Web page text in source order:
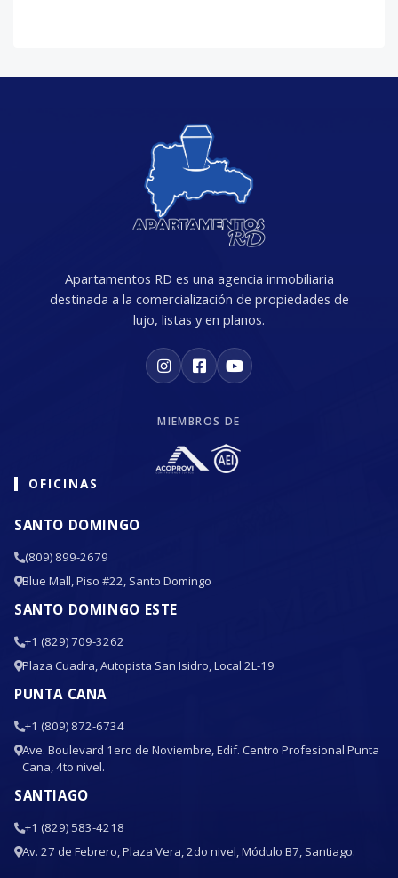
Apartamentos RD es una agencia inmobiliaria
destinada a la comercialización de propiedades de
lujo, listas y en planos.
MIEMBROS DE
OFICINAS
SANTO DOMINGO
(809) 899-2679
Blue Mall, Piso #22, Santo Domingo
SANTO DOMINGO ESTE
+1 (829) 709-3262
Plaza Cuadra, Autopista San Isidro, Local 2L-19
PUNTA CANA
+1 (809) 872-6734
Ave. Boulevard 1ero de Noviembre, Edif. Centro Profesional Punta
Cana, 4to nivel.
SANTIAGO
+1 (829) 583-4218
Av. 27 de Febrero, Plaza Vera, 2do nivel, Módulo B7, Santiago.